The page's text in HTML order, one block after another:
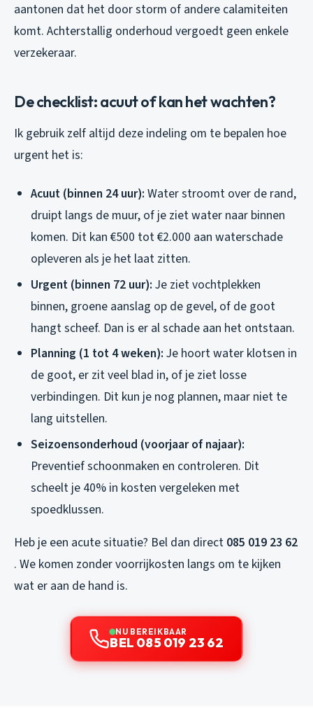
aantonen dat het door storm of andere calamiteiten
komt. Achterstallig onderhoud vergoedt geen enkele
verzekeraar.
De checklist: acuut of kan het wachten?
Ik gebruik zelf altijd deze indeling om te bepalen hoe
urgent het is:
Acuut (binnen 24 uur): Water stroomt over de rand,
druipt langs de muur, of je ziet water naar binnen
komen. Dit kan €500 tot €2.000 aan waterschade
opleveren als je het laat zitten.
Urgent (binnen 72 uur): Je ziet vochtplekken
binnen, groene aanslag op de gevel, of de goot
hangt scheef. Dan is er al schade aan het ontstaan.
Planning (1 tot 4 weken): Je hoort water klotsen in
de goot, er zit veel blad in, of je ziet losse
verbindingen. Dit kun je nog plannen, maar niet te
lang uitstellen.
Seizoensonderhoud (voorjaar of najaar):
Preventief schoonmaken en controleren. Dit
scheelt je 40% in kosten vergeleken met
spoedklussen.
Heb je een acute situatie? Bel dan direct 085 019 23 62
. We komen zonder voorrijkosten langs om te kijken
wat er aan de hand is.
NU BEREIKBAAR
BEL 085 019 23 62